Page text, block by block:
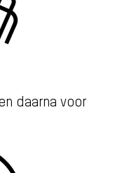
daarna voor